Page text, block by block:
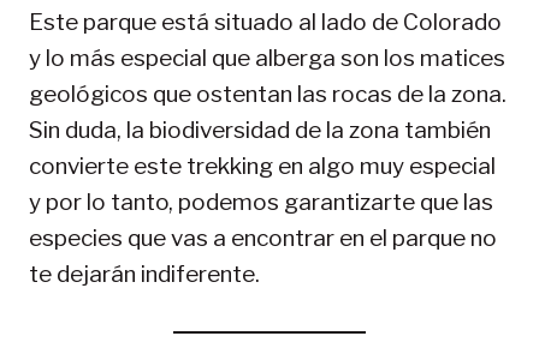
Este parque está situado al lado de Colorado
y lo más especial que alberga son los matices
geológicos que ostentan las rocas de la zona.
Sin duda, la biodiversidad de la zona también
convierte este trekking en algo muy especial
y por lo tanto, podemos garantizarte que las
especies que vas a encontrar en el parque no
te dejarán indiferente.